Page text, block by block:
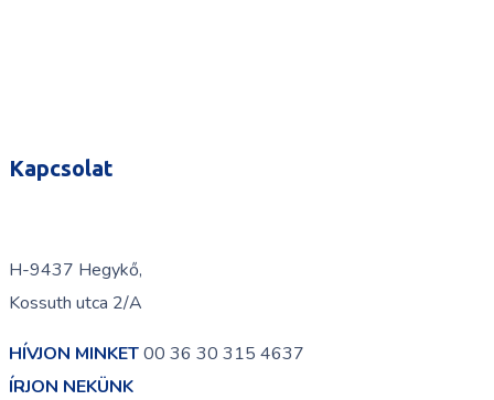
Kapcsolat
H-9437 Hegykő,
Kossuth utca 2/A
HÍVJON MINKET00 36 30 315 4637
ÍRJON NEKÜNK